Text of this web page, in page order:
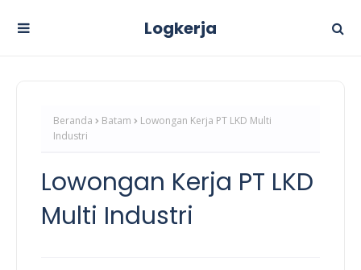
Logkerja
Beranda Batam
Lowongan Kerja PT LKD Multi
Industri
Lowongan Kerja PT LKD
Multi Industri